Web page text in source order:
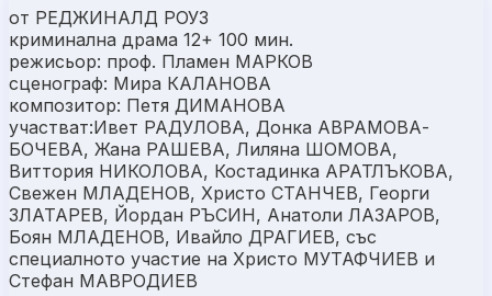
от РЕДЖИНАЛД РОУЗ
криминална драма 12+ 100 мин.
режисьор: проф. Пламен МАРКОВ
сценограф: Мира КАЛАНОВА
композитор: Петя ДИМАНОВА
участват:Ивет РАДУЛОВА, Донка АВРАМОВА-
БОЧЕВА, Жана РАШЕВА, Лиляна ШОМОВА,
Виттория НИКОЛОВА, Костадинка АРАТЛЪКОВА,
Свежен МЛАДЕНОВ, Христо СТАНЧЕВ, Георги
ЗЛАТАРЕВ, Йордан РЪСИН, Анатоли ЛАЗАРОВ,
Боян МЛАДЕНОВ, Ивайло ДРАГИЕВ, със
специалното участие на Христо МУТАФЧИЕВ и
Стефан МАВРОДИЕВ